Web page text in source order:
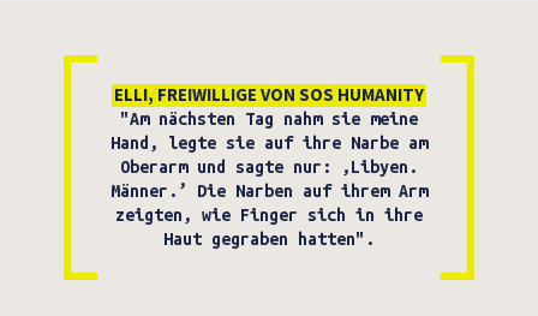
ELLI, FREIWILLIGE VON SOS HUMANITY
"Am nächsten Tag nahm sie meine
Hand, legte sie auf ihre Narbe am
Oberarm und sagte nur: ‚Libyen.
Männer.’ Die Narben auf ihrem Arm
zeigten, wie Finger sich in ihre
Haut gegraben hatten".